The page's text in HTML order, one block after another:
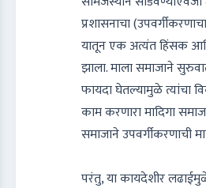
प्रशासनाचा
यातून एक अत्यंत हिंसक
झाला. माला समाजाने
फायदा घेतल्यामुळे त्यांचा
काम करणारा मादिगा समाज
समाजाने उपवर्गीकरणाची
परंतु, या कायदेशीर